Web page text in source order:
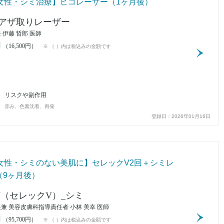
性・シミ治療】ピコレーザー（1ヶ月後）
ザ取りレーザー
伊藤 哲郎 医師
（16,500円） ※ （ ）内は税込みの金額です
リスクや副作用
赤み、色素沈着、再発
登録日：2026年01月16日
性・シミのない美肌に】セレックV2回＋シミレ
ヶ月後）
セレックV）_シミ
美容皮膚科指導責任者 小林 美幸 医師
（95,700円） ※ （ ）内は税込みの金額です